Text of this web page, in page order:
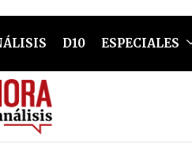
D10 ESPECIALES